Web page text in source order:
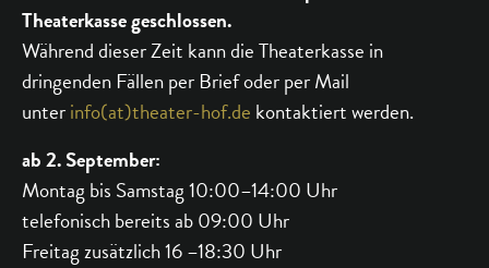
Theaterkasse geschlossen.
Während dieser Zeit kann die Theaterkasse in
dringenden Fällen per Brief oder per Mail
unterinfo(at)theater-hof.de kontaktiert werden.
ab 2. September:
Montag bis Samstag 10:00–14:00 Uhr
telefonisch bereits ab 09:00 Uhr
Freitag zusätzlich 16 –18:30 Uhr